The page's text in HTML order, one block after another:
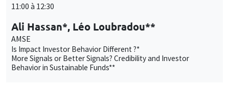
11:00 à 12:30
Ali Hassan*, Léo Loubradou**
AMSE
Is Impact Investor Behavior Different ?*
More Signals or Better Signals? Credibility and Investor
Behavior in Sustainable Funds**